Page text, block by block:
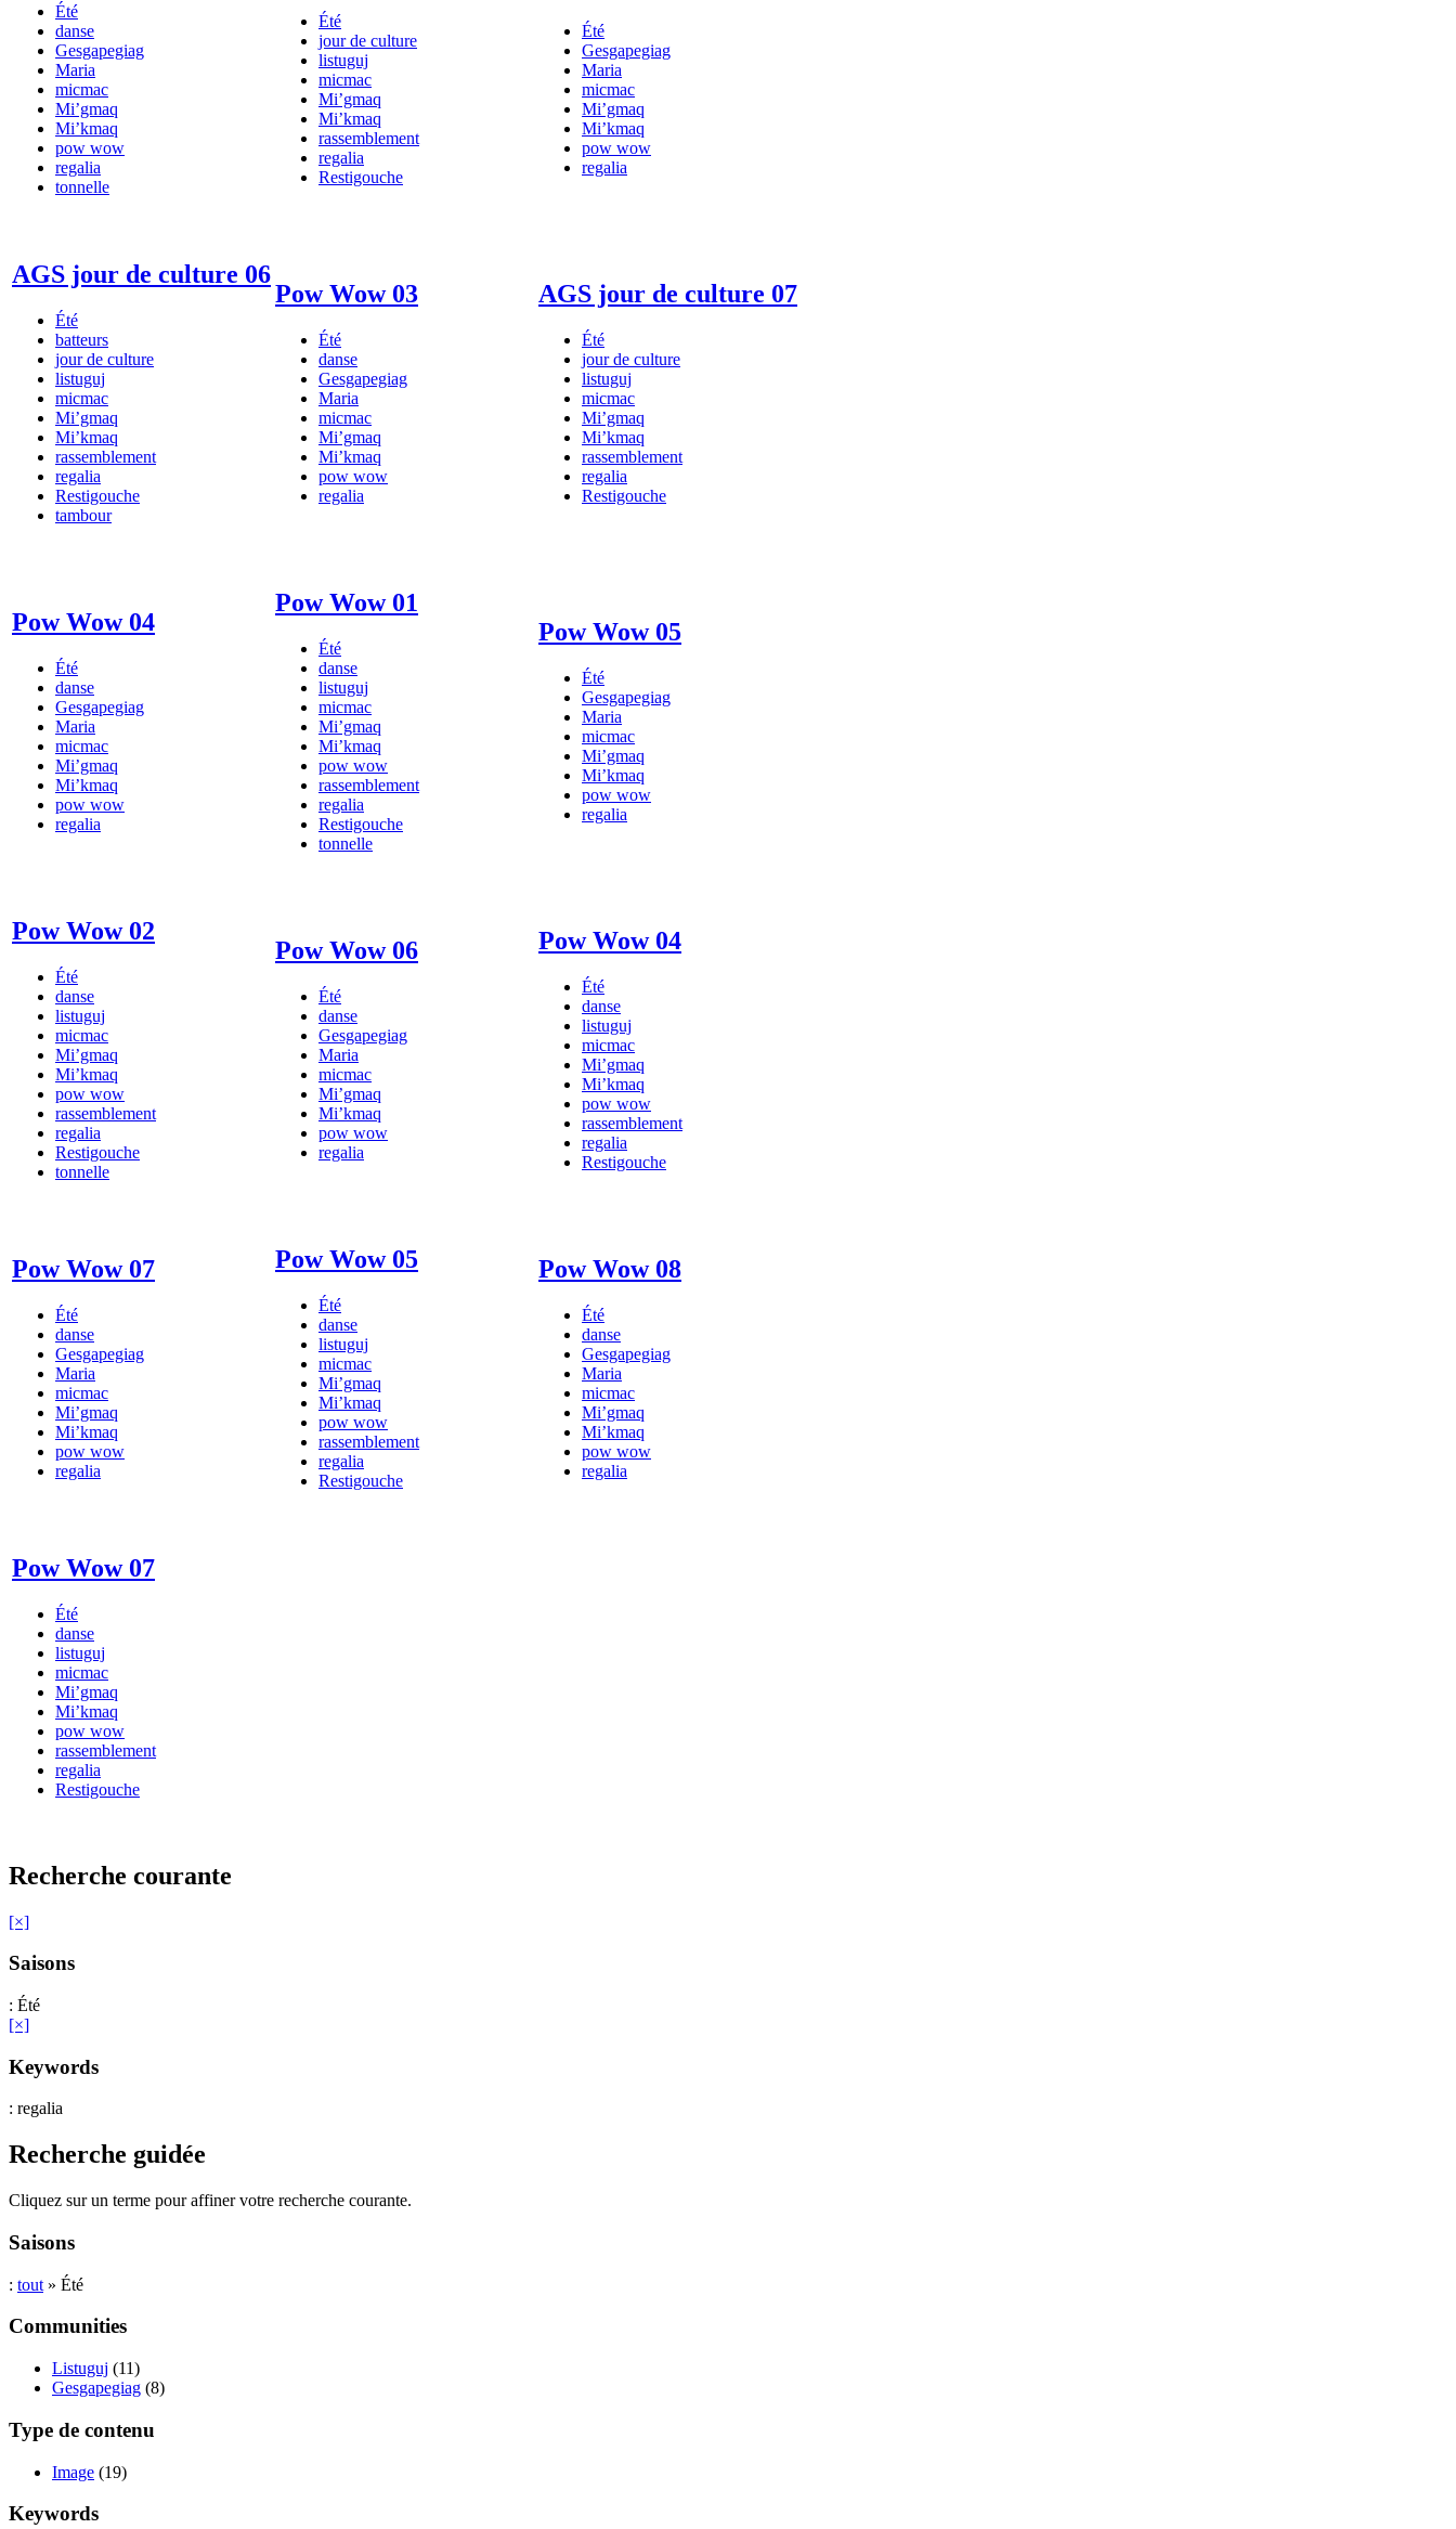
Été
danse
Gesgapegiag
Maria
micmac
Mi’gmaq
Mi’kmaq
pow wow
regalia
tonnelle
Été
jour de culture
listuguj
micmac
Mi’gmaq
Mi’kmaq
rassemblement
regalia
Restigouche
Été
Gesgapegiag
Maria
micmac
Mi’gmaq
Mi’kmaq
pow wow
regalia
AGS jour de culture 06
Été
batteurs
jour de culture
listuguj
micmac
Mi’gmaq
Mi’kmaq
rassemblement
regalia
Restigouche
tambour
Pow Wow 03
Été
danse
Gesgapegiag
Maria
micmac
Mi’gmaq
Mi’kmaq
pow wow
regalia
AGS jour de culture 07
Été
jour de culture
listuguj
micmac
Mi’gmaq
Mi’kmaq
rassemblement
regalia
Restigouche
Pow Wow 04
Été
danse
Gesgapegiag
Maria
micmac
Mi’gmaq
Mi’kmaq
pow wow
regalia
Pow Wow 01
Été
danse
listuguj
micmac
Mi’gmaq
Mi’kmaq
pow wow
rassemblement
regalia
Restigouche
tonnelle
Pow Wow 05
Été
Gesgapegiag
Maria
micmac
Mi’gmaq
Mi’kmaq
pow wow
regalia
Pow Wow 02
Été
danse
listuguj
micmac
Mi’gmaq
Mi’kmaq
pow wow
rassemblement
regalia
Restigouche
tonnelle
Pow Wow 06
Été
danse
Gesgapegiag
Maria
micmac
Mi’gmaq
Mi’kmaq
pow wow
regalia
Pow Wow 04
Été
danse
listuguj
micmac
Mi’gmaq
Mi’kmaq
pow wow
rassemblement
regalia
Restigouche
Pow Wow 07
Été
danse
Gesgapegiag
Maria
micmac
Mi’gmaq
Mi’kmaq
pow wow
regalia
Pow Wow 05
Été
danse
listuguj
micmac
Mi’gmaq
Mi’kmaq
pow wow
rassemblement
regalia
Restigouche
Pow Wow 08
Été
danse
Gesgapegiag
Maria
micmac
Mi’gmaq
Mi’kmaq
pow wow
regalia
Pow Wow 07
Été
danse
listuguj
micmac
Mi’gmaq
Mi’kmaq
pow wow
rassemblement
regalia
Restigouche
Recherche courante
[×]
Saisons
: Été
[×]
Keywords
: regalia
Recherche guidée
Cliquez sur un terme pour affiner votre recherche courante.
Saisons
: tout » Été
Communities
Listuguj (11)
Gesgapegiag (8)
Type de contenu
Image (19)
Keywords